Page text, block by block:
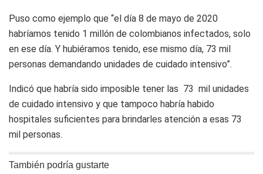
Puso como ejemplo que “el día 8 de mayo de 2020
habríamos tenido 1 millón de colombianos infectados, solo
en ese día. Y hubiéramos tenido, ese mismo día, 73 mil
personas demandando unidades de cuidado intensivo”.
Indicó que habría sido imposible tener las 73 mil unidades
de cuidado intensivo y que tampoco habría habido
hospitales suficientes para brindarles atención a esas 73
mil personas.
También podría gustarte